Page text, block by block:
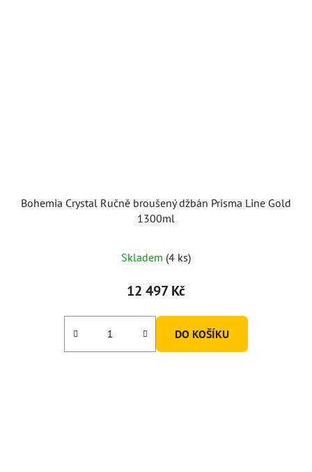
Bohemia Crystal Ručně broušený džbán Prisma Line Gold
1300ml
Skladem (4 ks)
12 497 Kč
DO KOŠÍKU